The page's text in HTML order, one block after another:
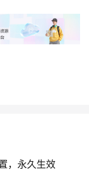
，永久生效